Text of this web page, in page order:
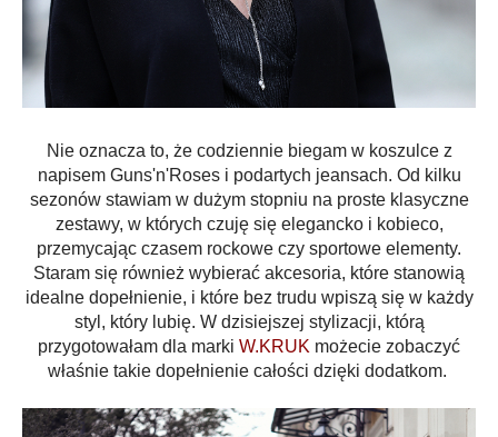
Nie oznacza to, że codziennie biegam w koszulce z
napisem Guns'n'Roses i podartych jeansach. Od kilku
sezonów stawiam w dużym stopniu na proste klasyczne
zestawy, w których czuję się elegancko i kobieco,
przemycając czasem rockowe czy sportowe elementy.
Staram się również wybierać akcesoria, które stanowią
idealne dopełnienie, i które bez trudu wpiszą się w każdy
styl, który lubię. W dzisiejszej stylizacji, którą
przygotowałam dla marki W.KRUK możecie zobaczyć
właśnie takie dopełnienie całości dzięki dodatkom.